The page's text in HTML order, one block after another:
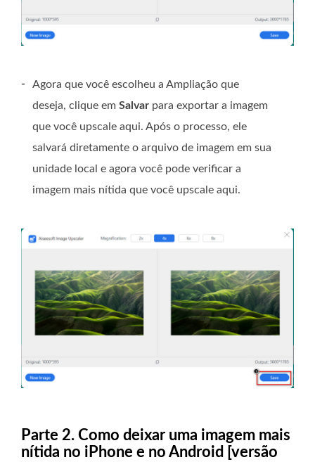
-
Agora que você escolheu a Ampliação que
deseja, clique em Salvar para exportar a imagem
que você upscale aqui. Após o processo, ele
salvará diretamente o arquivo de imagem em sua
unidade local e agora você pode verificar a
imagem mais nítida que você upscale aqui.
Parte 2. Como deixar uma imagem mais
nítida no iPhone e no Android [versão